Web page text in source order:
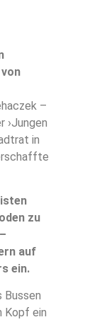
–
›Jungen
in
zu
auf
ein.
Bussen
Kopf ein